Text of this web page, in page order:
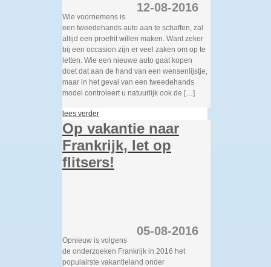
12-08-2016
Wie voornemens is
een tweedehands auto aan te schaffen, zal
altijd een proefrit willen maken. Want zeker
bij een occasion zijn er veel zaken om op te
letten. Wie een nieuwe auto gaat kopen
doet dat aan de hand van een wensenlijstje,
maar in het geval van een tweedehands
model controleert u natuurlijk ook de […]
lees verder
Op vakantie naar
Frankrijk, let op
flitsers!
05-08-2016
Opnieuw is volgens
de onderzoeken Frankrijk in 2016 het
populairste vakantieland onder